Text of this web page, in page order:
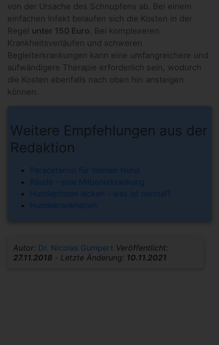
von der Ursache des Schnupfens ab. Bei einem
einfachen Infekt belaufen sich die Kosten in der
Regel unter 150 Euro. Bei komplexeren
Krankheitsverläufen und schweren
Begleiterkrankungen kann eine umfangreichere und
aufwändigere Therapie erforderlich sein, wodurch
die Kosten ebenfalls nach oben hin ansteigen
können.
Weitere Empfehlungen aus der
Redaktion
Paracetamol für meinen Hund
Räude - eine Milbenerkrankung
Hundepfoten lecken - was ist normal?
Hundekrankheiten
Autor: Dr. Nicolas Gumpert Veröffentlicht:
27.11.2018 - Letzte Änderung: 10.11.2021